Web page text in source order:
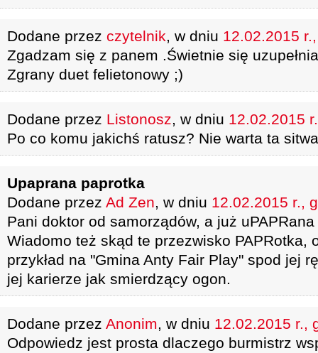
Dodane przez czytelnik, w dniu 12.02.2015
Zgadzam się z panem .Świetnie się
Zgrany duet felietonowy ;)
Dodane przez Listonosz, w dniu 12.02.2015
Po co komu jakichś ratusz? Nie warta ta
Upaprana paprotka
Dodane przez Ad Zen, w dniu 12.02.2015 r.,
Pani doktor od samorządów, a już
Wiadomo też skąd te przezwisko PAPRotka,
przykład na "Gmina Anty Fair Play" spod jej
jej karierze jak smierdzący ogon.
Dodane przez Anonim, w dniu 12.02.2015 r.,
Odpowiedz jest prosta dlaczego burmistrz